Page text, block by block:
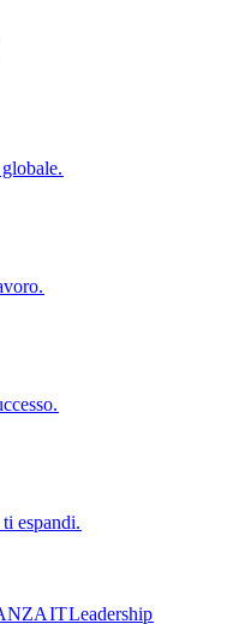
espandi.​​
IT​​Leadership​​